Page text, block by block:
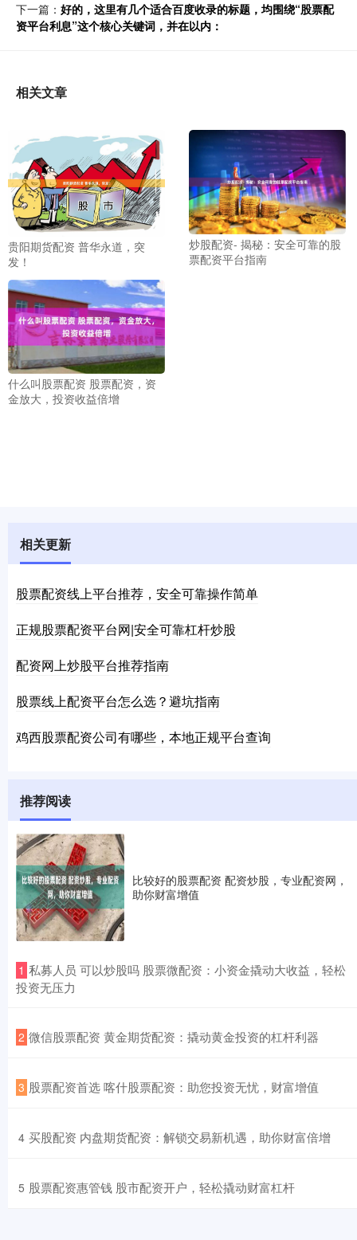
下一篇： 好的，这里有几个适合百度收录的标题，均围绕“股票配
资平台利息”这个核心关键词，并在以内：
相关文章
贵阳期货配资 普华永道，突
发！
炒股配资- 揭秘：安全可靠的股
票配资平台指南
什么叫股票配资 股票配资，资
金放大，投资收益倍增
相关更新
股票配资线上平台推荐，安全可靠操作简单
正规股票配资平台网|安全可靠杠杆炒股
配资网上炒股平台推荐指南
股票线上配资平台怎么选？避坑指南
鸡西股票配资公司有哪些，本地正规平台查询
推荐阅读
比较好的股票配资 配资炒股，专业配资网，
助你财富增值
1 ​私募人员 可以炒股吗 股票微配资：小资金撬动大收益，轻松
投资无压力
2 ​微信股票配资 黄金期货配资：撬动黄金投资的杠杆利器
3 ​股票配资首选 喀什股票配资：助您投资无忧，财富增值
4 ​买股配资 内盘期货配资：解锁交易新机遇，助你财富倍增
5 ​股票配资惠管钱 股市配资开户，轻松撬动财富杠杆